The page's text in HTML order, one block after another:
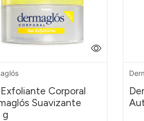
Corporal
Suavizante
g